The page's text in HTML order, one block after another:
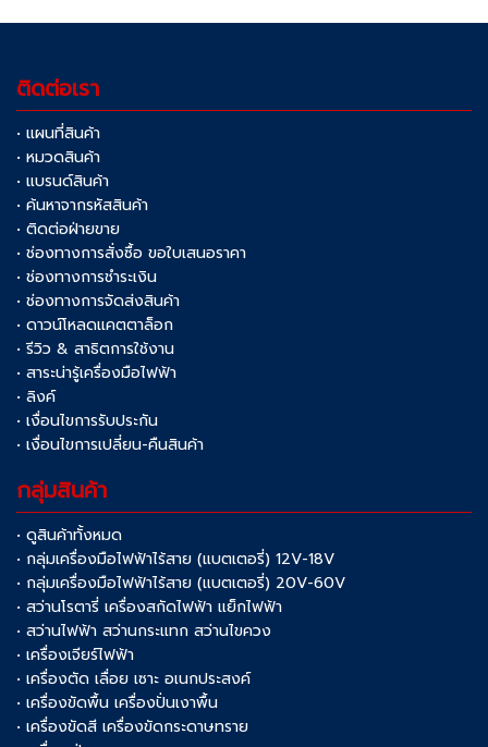
ติดต่อเรา
• แผนที่สินค้า
• หมวดสินค้า
• แบรนด์สินค้า
• ค้นหาจากรหัสสินค้า
• ติดต่อฝ่ายขาย
• ช่องทางการสั่งซื้อ ขอใบเสนอราคา
• ช่องทางการชำระเงิน
• ช่องทางการจัดส่งสินค้า
• ดาวน์โหลดแคตตาล็อก
• รีวิว & สาธิตการใช้งาน
• สาระน่ารู้เครื่องมือไฟฟ้า
• ลิงค์
• เงื่อนไขการรับประกัน
• เงื่อนไขการเปลี่ยน-คืนสินค้า
กลุ่มสินค้า
• ดูสินค้าทั้งหมด
• กลุ่มเครื่องมือไฟฟ้าไร้สาย (แบตเตอรี่) 12V-18V
• กลุ่มเครื่องมือไฟฟ้าไร้สาย (แบตเตอรี่) 20V-60V
• สว่านโรตารี่ เครื่องสกัดไฟฟ้า แย็กไฟฟ้า
• สว่านไฟฟ้า สว่านกระแทก สว่านไขควง
• เครื่องเจียร์ไฟฟ้า
• เครื่องตัด เลื่อย เซาะ อเนกประสงค์
• เครื่องขัดพื้น เครื่องปั่นเงาพื้น
• เครื่องขัดสี เครื่องขัดกระดาษทราย